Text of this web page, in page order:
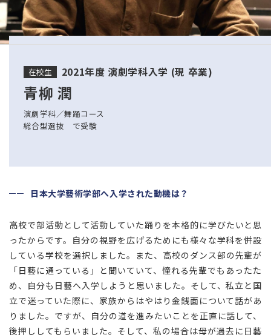
在校生 2021年度 演劇学科入学 (現 卒業)
青柳 潤
演劇学科／舞踊コース
総合型選抜 で受験
日本大学藝術学部へ入学された動機は？
高校で部活動として活動していた踊りを本格的に学びたいと思
ったからです。自分の視野を広げるためにも様々な学科を併設
している学校を選択しました。また、高校のダンス部の先輩が
「日藝に通っている」と聞いていて、憧れる先輩でもあったた
め、自分も日藝へ入学しようと思いました。そして、私立と国
立で迷っていた際に、家族からはやはり金銭面について話があ
りました。ですが、自分の道を進みたいことを正直に話して、
後押ししてもらいました。そして、私の場合は母が過去に日藝